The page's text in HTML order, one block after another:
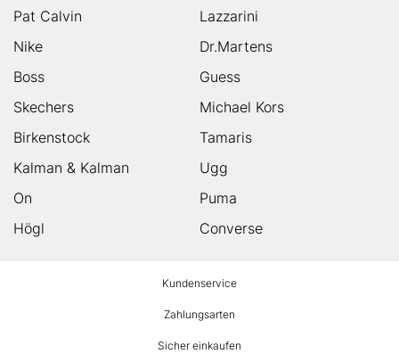
Pat Calvin
Lazzarini
Nike
Dr.Martens
Boss
Guess
Skechers
Michael Kors
Birkenstock
Tamaris
Kalman & Kalman
Ugg
On
Puma
Högl
Converse
Kundenservice
Zahlungsarten
Sicher einkaufen